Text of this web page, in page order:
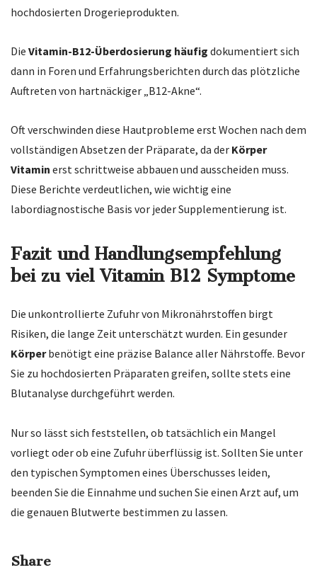
hochdosierten Drogerieprodukten.
Die Vitamin-B12-Überdosierung häufig dokumentiert sich
dann in Foren und Erfahrungsberichten durch das plötzliche
Auftreten von hartnäckiger „B12-Akne“.
Oft verschwinden diese Hautprobleme erst Wochen nach dem
vollständigen Absetzen der Präparate, da der Körper
Vitamin erst schrittweise abbauen und ausscheiden muss.
Diese Berichte verdeutlichen, wie wichtig eine
labordiagnostische Basis vor jeder Supplementierung ist.
Fazit und Handlungsempfehlung
bei zu viel Vitamin B12 Symptome
Die unkontrollierte Zufuhr von Mikronährstoffen birgt
Risiken, die lange Zeit unterschätzt wurden. Ein gesunder
Körperbenötigt eine präzise Balance aller Nährstoffe. Bevor
Sie zu hochdosierten Präparaten greifen, sollte stets eine
Blutanalyse durchgeführt werden.
Nur so lässt sich feststellen, ob tatsächlich ein Mangel
vorliegt oder ob eine Zufuhr überflüssig ist. Sollten Sie unter
den typischen Symptomen eines Überschusses leiden,
beenden Sie die Einnahme und suchen Sie einen Arzt auf, um
die genauen Blutwerte bestimmen zu lassen.
Share